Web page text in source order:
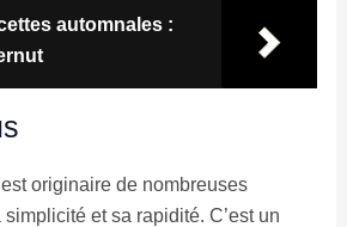
automnales :
originaire de nombreuses
et sa rapidité. C’est un